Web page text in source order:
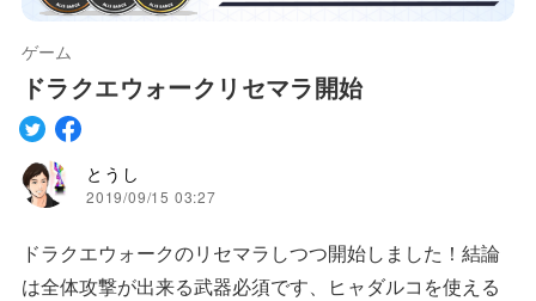
ゲーム
ドラクエウォークリセマラ開始
とうし
2019/09/15 03:27
ドラクエウォークのリセマラしつつ開始しました！結論
は全体攻撃が出来る武器必須です、ヒャダルコを使える